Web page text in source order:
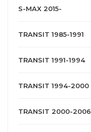
S-MAX 2015-
TRANSIT 1985-1991
TRANSIT 1991-1994
TRANSIT 1994-2000
TRANSIT 2000-2006